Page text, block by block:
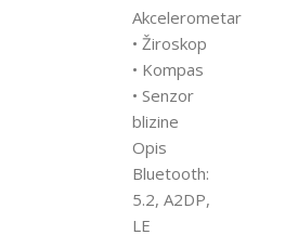
Akcelerometar
• Žiroskop
• Kompas
• Senzor
blizine
Opis
Bluetooth:
5.2, A2DP,
LE